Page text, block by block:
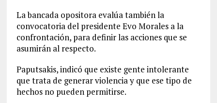
La bancada opositora evalúa también la
convocatoria del presidente Evo Morales a la
confrontación, para definir las acciones que se
asumirán al respecto.
Paputsakis, indicó que existe gente intolerante
que trata de generar violencia y que ese tipo de
hechos no pueden permitirse.